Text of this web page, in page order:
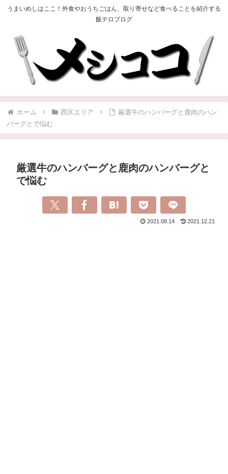
うまいめしはここ！外食やおうちごはん、取り寄せなど食べることを紹介する
飯テロブログ
ホーム 西区エリア
厳選牛のハンバーグと鹿肉のハン
バーグとで悩む
厳選牛のハンバーグと鹿肉のハンバーグと
で悩む
2021.08.14 2021.12.21